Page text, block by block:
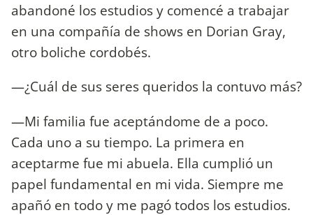
abandoné los estudios y comencé a trabajar
en una compañía de shows en Dorian Gray,
otro boliche cordobés.
—¿Cuál de sus seres queridos la contuvo más?
—Mi familia fue aceptándome de a poco.
Cada uno a su tiempo. La primera en
aceptarme fue mi abuela. Ella cumplió un
papel fundamental en mi vida. Siempre me
apañó en todo y me pagó todos los estudios.